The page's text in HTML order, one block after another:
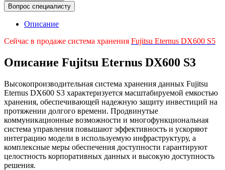
Вопрос специалисту
Описание
Сейчас в продаже система хранения Fujitsu Eternus DX600 S5
Описание Fujitsu Eternus DX600 S3
Высокопроизводительная система хранения данных Fujitsu
Eternus DX600 S3 характеризуется масштабируемой емкостью
хранения, обеспечивающей надежную защиту инвестиций на
протяжении долгого времени. Продвинутые
коммуникационные возможности и многофункциональная
система управления повышают эффективность и ускоряют
интеграцию модели в используемую инфраструктуру, а
комплексные меры обеспечения доступности гарантируют
целостность корпоративных данных и высокую доступность
решения.